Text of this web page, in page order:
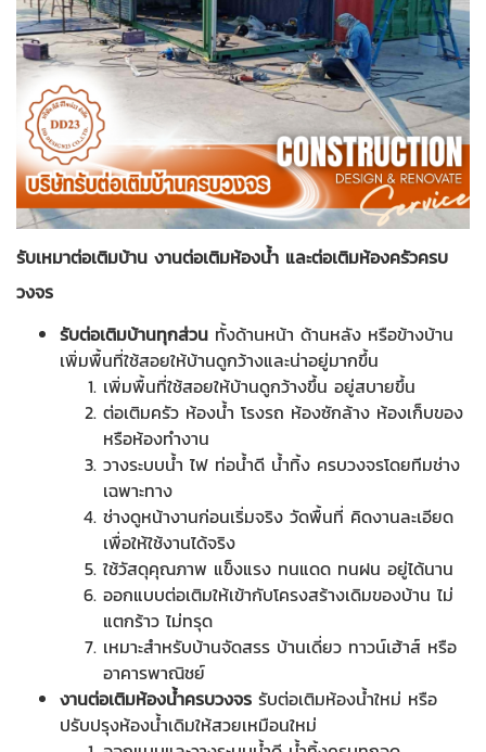
รับเหมาต่อเติมบ้าน งานต่อเติมห้องน้ำ และต่อเติมห้องครัวครบ
วงจร
รับต่อเติมบ้านทุกส่วน ทั้งด้านหน้า ด้านหลัง หรือข้างบ้าน
เพิ่มพื้นที่ใช้สอยให้บ้านดูกว้างและน่าอยู่มากขึ้น
เพิ่มพื้นที่ใช้สอยให้บ้านดูกว้างขึ้น อยู่สบายขึ้น
ต่อเติมครัว ห้องน้ำ โรงรถ ห้องซักล้าง ห้องเก็บของ
หรือห้องทำงาน
วางระบบน้ำ ไฟ ท่อน้ำดี น้ำทิ้ง ครบวงจรโดยทีมช่าง
เฉพาะทาง
ช่างดูหน้างานก่อนเริ่มจริง วัดพื้นที่ คิดงานละเอียด
เพื่อให้ใช้งานได้จริง
ใช้วัสดุคุณภาพ แข็งแรง ทนแดด ทนฝน อยู่ได้นาน
ออกแบบต่อเติมให้เข้ากับโครงสร้างเดิมของบ้าน ไม่
แตกร้าว ไม่ทรุด
เหมาะสำหรับบ้านจัดสรร บ้านเดี่ยว ทาวน์เฮ้าส์ หรือ
อาคารพาณิชย์
งานต่อเติมห้องน้ำครบวงจร รับต่อเติมห้องน้ำใหม่ หรือ
ปรับปรุงห้องน้ำเดิมให้สวยเหมือนใหม่